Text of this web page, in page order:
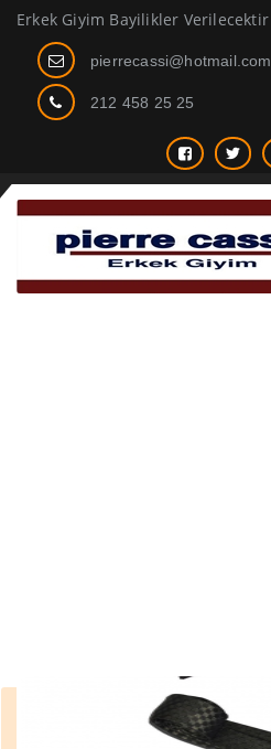
Erkek Giyim Bayilikler Verilecektir
pierrecassi@hotmail.com
212 458 25 25